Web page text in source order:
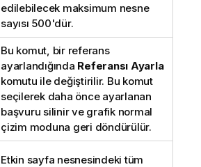
edilebilecek maksimum nesne
sayısı 500'dür.
Bu komut, bir referans
ayarlandığında Referansı Ayarla
komutu ile değiştirilir. Bu komut
seçilerek daha önce ayarlanan
başvuru silinir ve grafik normal
çizim moduna geri döndürülür.
Etkin sayfa nesnesindeki tüm